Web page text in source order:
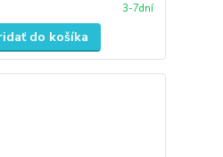
3-7dní
do košíka